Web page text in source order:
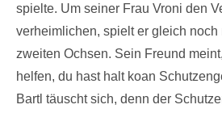
spielte. Um seiner Frau Vroni den
verheimlichen, spielt er gleich noch
zweiten Ochsen. Sein Freund
helfen, du hast halt koan
Bartl täuscht sich, denn der